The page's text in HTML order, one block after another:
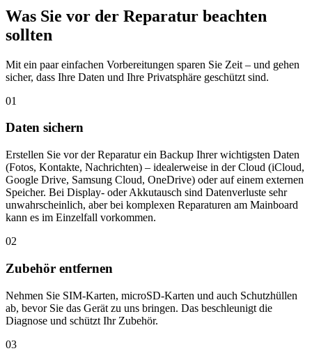
Was Sie vor der Reparatur beachten
sollten
Mit ein paar einfachen Vorbereitungen sparen Sie Zeit – und gehen
sicher, dass Ihre Daten und Ihre Privatsphäre geschützt sind.
01
Daten sichern
Erstellen Sie vor der Reparatur ein Backup Ihrer wichtigsten Daten
(Fotos, Kontakte, Nachrichten) – idealerweise in der Cloud (iCloud,
Google Drive, Samsung Cloud, OneDrive) oder auf einem externen
Speicher. Bei Display- oder Akkutausch sind Datenverluste sehr
unwahrscheinlich, aber bei komplexen Reparaturen am Mainboard
kann es im Einzelfall vorkommen.
02
Zubehör entfernen
Nehmen Sie SIM-Karten, microSD-Karten und auch Schutzhüllen
ab, bevor Sie das Gerät zu uns bringen. Das beschleunigt die
Diagnose und schützt Ihr Zubehör.
03